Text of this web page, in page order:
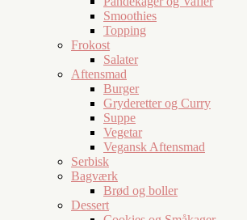
Smoothies
Topping
Frokost
Salater
Aftensmad
Burger
Gryderetter og Curry
Suppe
Vegetar
Vegansk Aftensmad
Serbisk
Bagværk
Brød og boller
Dessert